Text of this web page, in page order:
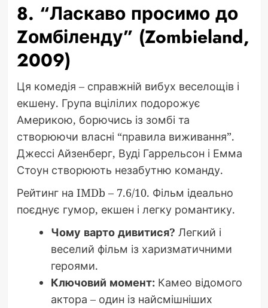
8. “Ласкаво просимо до
Zомбіленду” (Zombieland,
2009)
Ця комедія – справжній вибух веселощів і
екшену. Група вцілілих подорожує
Америкою, борючись із зомбі та
створюючи власні “правила виживання”.
Джессі Айзенберг, Вуді Гаррельсон і Емма
Стоун створюють незабутню команду.
Рейтинг на IMDb – 7.6/10. Фільм ідеально
поєднує гумор, екшен і легку романтику.
Чому варто дивитися? Легкий і
веселий фільм із харизматичними
героями.
Ключовий момент:Камео відомого
актора – один із найсмішніших